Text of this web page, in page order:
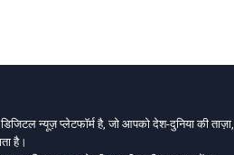
न्यूज़ प्लेटफॉर्म है, जो आपको देश-दुनिया की ताज़ा,
है।